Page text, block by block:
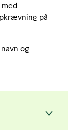
på
og